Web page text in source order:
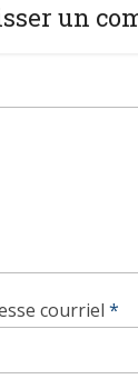
un
courriel *